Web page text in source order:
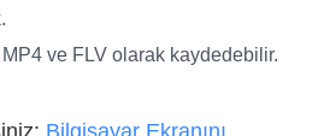
MP4 ve FLV olarak kaydedebilir.
Bilgisayar Ekranını